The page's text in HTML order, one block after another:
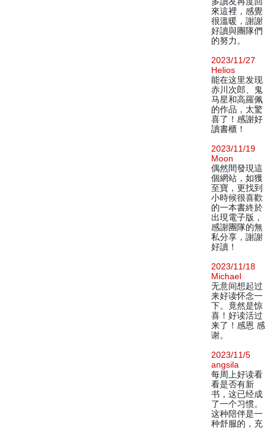
來這裡，感覺
很溫暖，謝謝
好讀與團隊們
的努力。
2023/11/27
Helios
能在这里发现
赤川次郎、鬼
马星和高羅佩
的作品，太驚
喜了！感謝好
讀書櫃！
2023/11/19
Moon
偶然間發現這
個網站，如獲
至寶，更找到
小時候很喜歡
的一本書終於
出現電子版，
感謝團隊的無
私分享，謝謝
好讀！
2023/11/18
Michael
无意间想起过
来好读怀念一
下。竟然是惊
喜！好读活过
来了！感恩 感
谢。
2023/11/5
angsila
每周上好读看
看是否有新
书，这已经成
了一个习惯。
这种陪伴是一
种舒服的，充